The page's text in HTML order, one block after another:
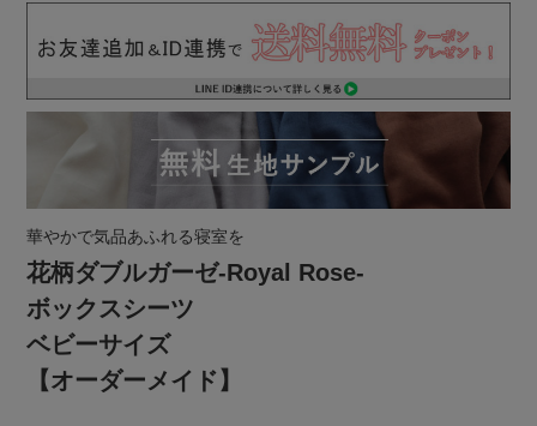
華やかで気品あふれる寝室を
花柄ダブルガーゼ-Royal Rose-
ボックスシーツ
ベビーサイズ
【オーダーメイド】